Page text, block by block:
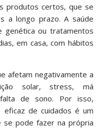
produtos certos, que se
a longo prazo. A saúde
genética ou tratamentos
em casa, com hábitos
afetam negativamente a
solar, stress, má
de sono. Por isso,
eficaz de cuidados é um
se pode fazer na própria